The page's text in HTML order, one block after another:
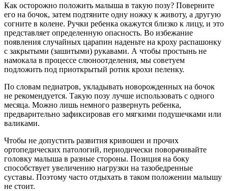
Как осторожно положить малыша в такую позу? Поверните
его на бочок, затем подтяните одну ножку к животу, а другую
согните в колене. Ручки ребенка окажутся близко к лицу, и это
представляет определенную опасность. Во избежание
появления случайных царапин наденьте на кроху распашонку
с закрытыми (зашитыми) рукавами. А чтобы простынь не
намокала в процессе слюноотделения, мы советуем
подложить под приоткрытый ротик крохи пеленку.
По словам педиатров, укладывать новорожденных на бочок
не рекомендуется. Такую позу лучше использовать с одного
месяца. Можно лишь немного развернуть ребенка,
предварительно зафиксировав его мягкими подушечками или
валиками.
Чтобы не допустить развития кривошеи и прочих
ортопедических патологий, периодически поворачивайте
головку малыша в разные стороны. Позиция на боку
способствует увеличению нагрузки на тазобедренные
суставы. Поэтому часто отдыхать в таком положении малышу
не стоит.